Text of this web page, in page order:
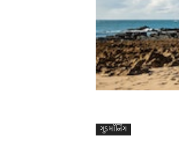
ગુડ મૉર્નિંગ